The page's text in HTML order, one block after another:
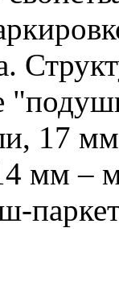
17
мм –